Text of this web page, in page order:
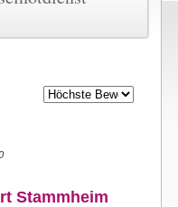
Stammheim